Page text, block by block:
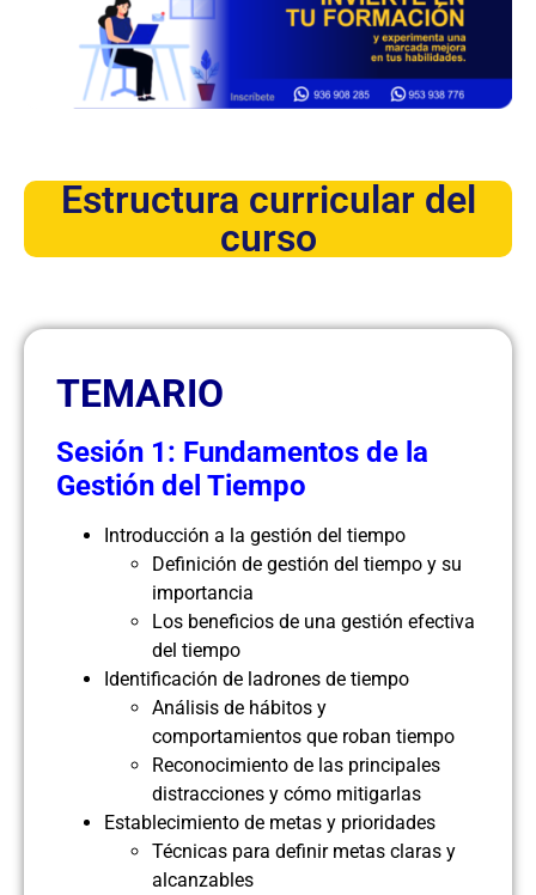
Estructura curricular del
curso
TEMARIO
Sesión 1: Fundamentos de la
Gestión del Tiempo
Introducción a la gestión del tiempo
Definición de gestión del tiempo y su
importancia
Los beneficios de una gestión efectiva
del tiempo
Identificación de ladrones de tiempo
Análisis de hábitos y
comportamientos que roban tiempo
Reconocimiento de las principales
distracciones y cómo mitigarlas
Establecimiento de metas y prioridades
Técnicas para definir metas claras y
alcanzables